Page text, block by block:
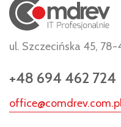
ul. Szczecińska 45,
+48 694 462 724